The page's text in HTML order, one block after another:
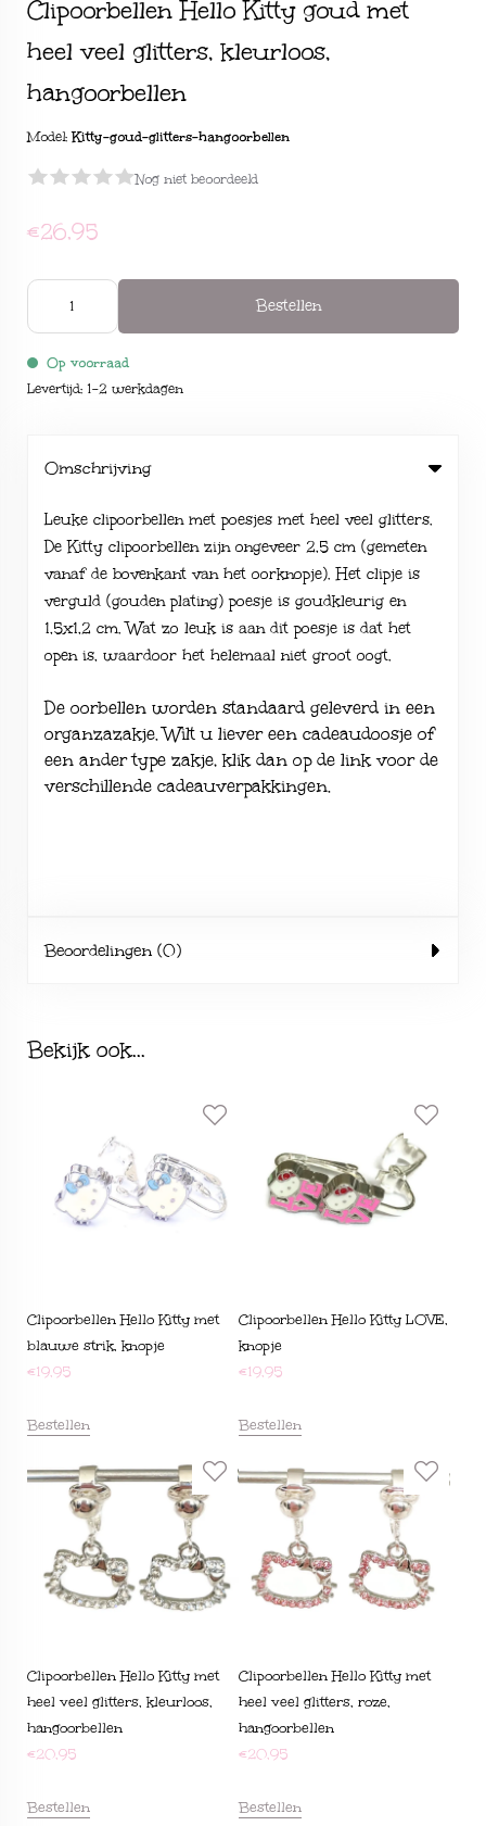
Clipoorbellen Hello Kitty goud met
heel veel glitters, kleurloos,
hangoorbellen
Model:Kitty-goud-glitters-hangoorbellen
Nog niet beoordeeld
€26,95
Bestellen
Op voorraad
Levertijd: 1-2 werkdagen
Omschrijving
Leuke clipoorbellen met poesjes met heel veel glitters.
De Kitty clipoorbellen zijn ongeveer 2,5 cm (gemeten
vanaf de bovenkant van het oorknopje). Het clipje is
verguld (gouden plating) poesje is goudkleurig en
1,5x1,2 cm. Wat zo leuk is aan dit poesje is dat het
open is, waardoor het helemaal niet groot oogt.
De oorbellen worden standaard geleverd in een
organzazakje. Wilt u liever een cadeaudoosje of
een ander type zakje, klik dan op de link voor de
verschillende cadeauverpakkingen.
Beoordelingen (0)
Bekijk ook...
Clipoorbellen Hello Kitty met
blauwe strik, knopje
€19,95
Bestellen
Clipoorbellen Hello Kitty LOVE,
knopje
€19,95
Bestellen
Clipoorbellen Hello Kitty met
heel veel glitters, kleurloos,
hangoorbellen
€20,95
Bestellen
Clipoorbellen Hello Kitty met
heel veel glitters, roze,
hangoorbellen
€20,95
Bestellen